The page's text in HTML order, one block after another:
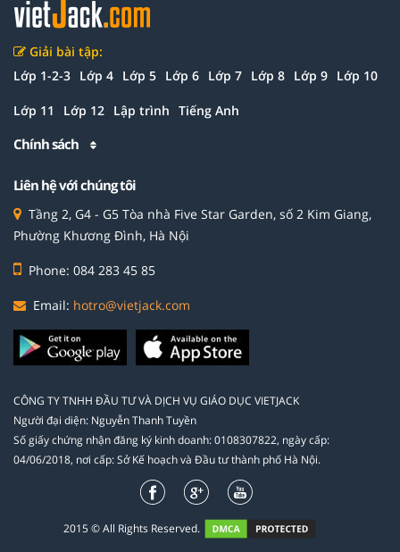
Giải bài tập:
Lớp 1-2-3 Lớp 4 Lớp 5 Lớp 6 Lớp 7 Lớp 8 Lớp 9 Lớp 10
Lớp 11 Lớp 12 Lập trình Tiếng Anh
Chính sách
Liên hệ với chúng tôi
Tầng 2, G4 - G5 Tòa nhà Five Star Garden, số 2 Kim Giang,
Phường Khương Đình, Hà Nội
Phone: 084 283 45 85
Email: hotro@vietjack.com
CÔNG TY TNHH ĐẦU TƯ VÀ DỊCH VỤ GIÁO DỤC VIETJACK
Người đại diện: Nguyễn Thanh Tuyền
Số giấy chứng nhận đăng ký kinh doanh: 0108307822, ngày cấp:
04/06/2018, nơi cấp: Sở Kế hoạch và Đầu tư thành phố Hà Nội.
2015 © All Rights Reserved.